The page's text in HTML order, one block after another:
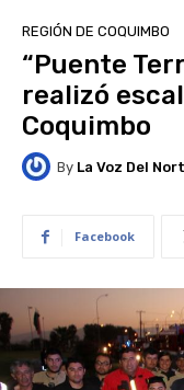
REGIÓN DE COQUIMBO
“Puente
realizó
Coquimbo
By La Voz Del
Facebook